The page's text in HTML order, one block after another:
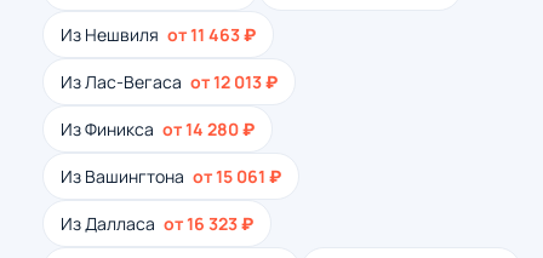
Из Нешвиля от 11 463 ₽
Из Лас-Вегаса от 12 013 ₽
Из Финикса от 14 280 ₽
Из Вашингтона от 15 061 ₽
Из Далласа от 16 323 ₽